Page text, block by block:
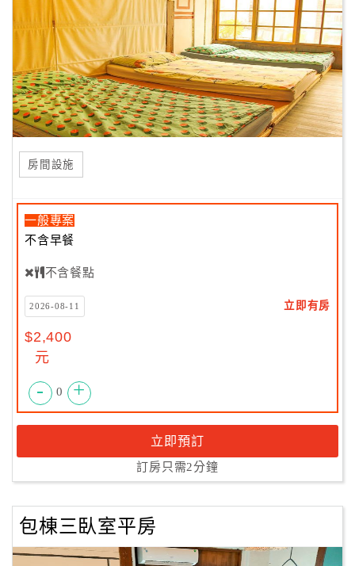
房間設施
一般專案
不含早餐
不含餐點
2026-08-11 立即有房
$2,400
元
- 0 +
立即預訂
訂房只需2分鐘
包棟三臥室平房